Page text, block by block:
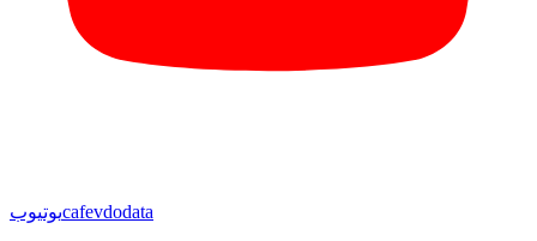
یوتیوبcafevdodata